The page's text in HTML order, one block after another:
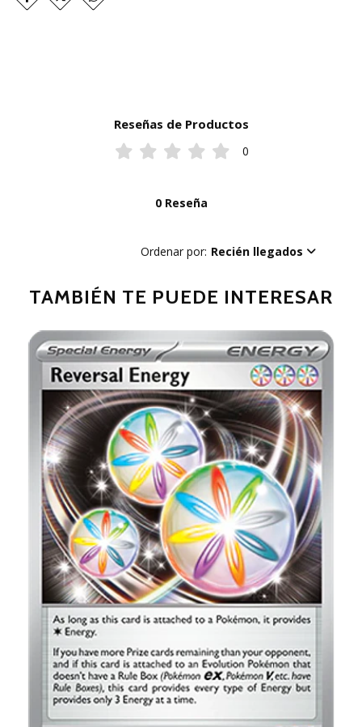
Reseñas de Productos
0
0 Reseña
Ordenar por: Recién llegados
TAMBIÉN TE PUEDE INTERESAR